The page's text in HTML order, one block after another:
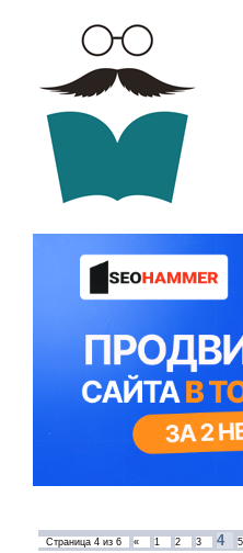
Страница 4из 6 « 1 2 3 4 5